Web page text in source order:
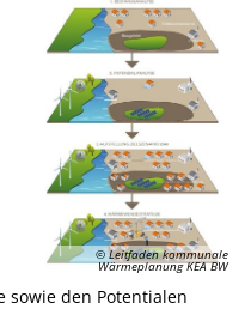
© Leitfaden kommunale
Wärmeplanung KEA BW
sowie den Potentialen